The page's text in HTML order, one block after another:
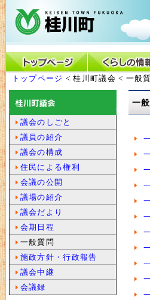
トップページ < 桂川町議会 < 一般
一
議会のしごと
議員の紹介
議会の構成
住民による権利
会議の公開
議場の紹介
議会だより
会期日程
一般質問
施政方針・行政報告
議会中継
会議録